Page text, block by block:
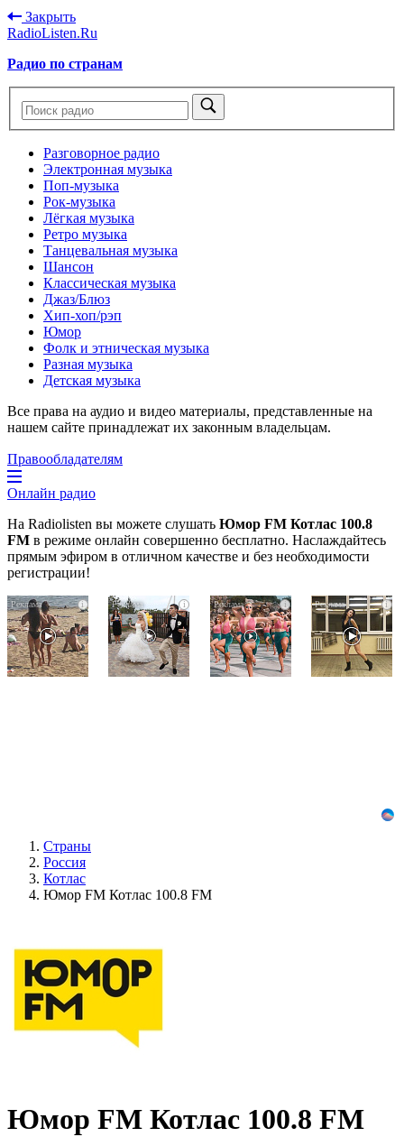
Закрыть
RadioListen.Ru
Радио по странам
Разговорное радио
Электронная музыка
Поп-музыка
Рок-музыка
Лёгкая музыка
Ретро музыка
Танцевальная музыка
Шансон
Классическая музыка
Джаз/Блюз
Хип-хоп/рэп
Юмор
Фолк и этническая музыка
Разная музыка
Детская музыка
Все права на аудио и видео материалы, представленные на
нашем сайте принадлежат их законным владельцам.
Правообладателям
Онлайн радио
На Radiolisten вы можете слушать Юмор FM Котлас 100.8
FM в режиме онлайн совершенно бесплатно. Наслаждайтесь
прямым эфиром в отличном качестве и без необходимости
регистрации!
i
Скрытая
камера
пляже
Крыма:
i
Этот
танец
невесты
оставит
вас
i
Ржу
переставая,
это
видео
i
Страны
Россия
Котлас
Юмор FM Котлас 100.8 FM
Юмор FM Котлас 100.8 FM